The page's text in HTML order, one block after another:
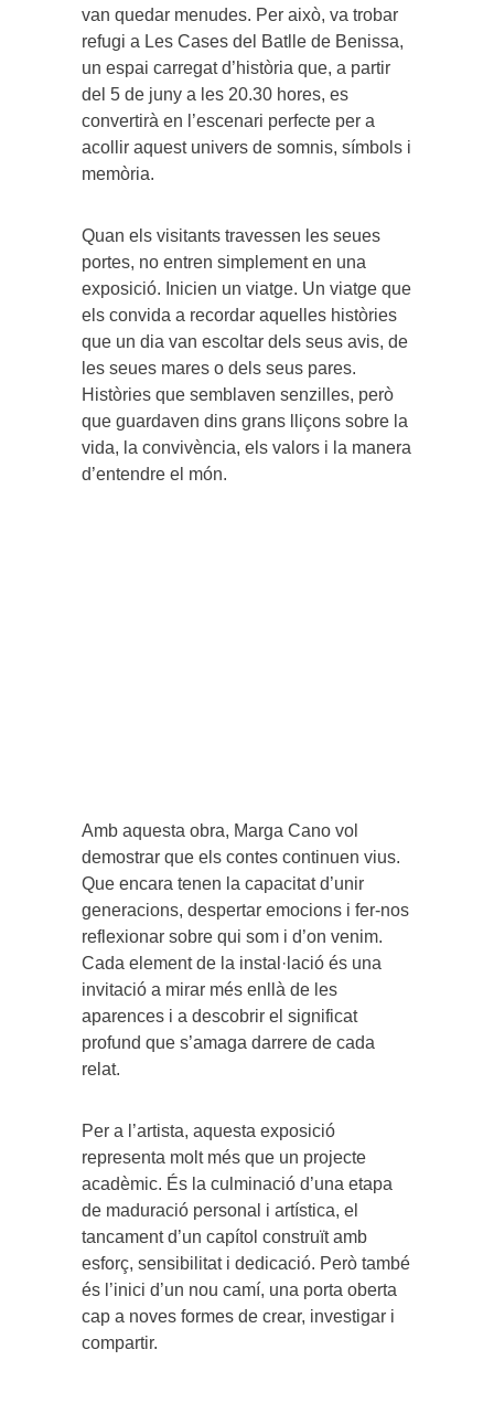
van quedar menudes. Per això, va trobar
refugi a Les Cases del Batlle de Benissa,
un espai carregat d’història que, a partir
del 5 de juny a les 20.30 hores, es
convertirà en l’escenari perfecte per a
acollir aquest univers de somnis, símbols i
memòria.
Quan els visitants travessen les seues
portes, no entren simplement en una
exposició. Inicien un viatge. Un viatge que
els convida a recordar aquelles històries
que un dia van escoltar dels seus avis, de
les seues mares o dels seus pares.
Històries que semblaven senzilles, però
que guardaven dins grans lliçons sobre la
vida, la convivència, els valors i la manera
d’entendre el món.
Amb aquesta obra, Marga Cano vol
demostrar que els contes continuen vius.
Que encara tenen la capacitat d’unir
generacions, despertar emocions i fer-nos
reflexionar sobre qui som i d’on venim.
Cada element de la instal·lació és una
invitació a mirar més enllà de les
aparences i a descobrir el significat
profund que s’amaga darrere de cada
relat.
Per a l’artista, aquesta exposició
representa molt més que un projecte
acadèmic. És la culminació d’una etapa
de maduració personal i artística, el
tancament d’un capítol construït amb
esforç, sensibilitat i dedicació. Però també
és l’inici d’un nou camí, una porta oberta
cap a noves formes de crear, investigar i
compartir.